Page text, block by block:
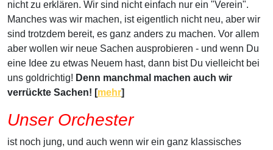
nicht zu erklären. Wir sind nicht einfach nur ein "Verein".
Manches was wir machen, ist eigentlich nicht neu, aber wir
sind trotzdem bereit, es ganz anders zu machen. Vor allem
aber wollen wir neue Sachen ausprobieren - und wenn Du
eine Idee zu etwas Neuem hast, dann bist Du vielleicht bei
uns goldrichtig! Denn manchmal machen auch wir
verrückte Sachen! [mehr]
Unser Orchester
ist noch jung, und auch wenn wir ein ganz klassisches